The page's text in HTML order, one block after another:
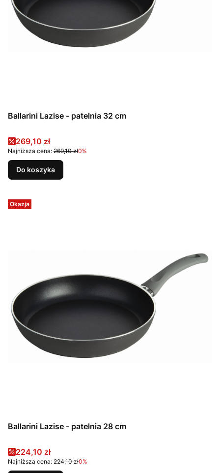
Ballarini Lazise - patelnia 32 cm
Cena promocyjna
269,10 zł
Najniższa cena: 269,10 zł0%
Do koszyka
Okazja
Ballarini Lazise - patelnia 28 cm
Cena promocyjna
224,10 zł
Najniższa cena: 224,10 zł0%